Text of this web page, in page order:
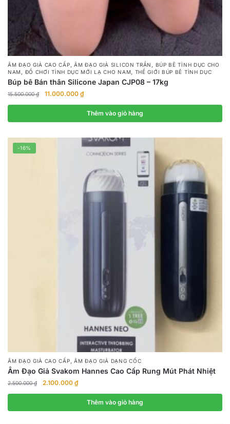
ÂM ĐẠO GIẢ CAO CẤP ,ÂM ĐẠO GIẢ SILICON TRẦN
BÚP BÊ TÌNH DỤC CHO
NAM
ĐỒ CHƠI TÌNH DỤC MỚI LẠ CHO NAM THẾ GIỚI BÚP BÊ TÌNH DỤC
Búp bê Bán thân Silicone Japan CJP08 – 17kg
15.500.000₫
Giá
15.500.000 ₫.
11.000.000 ₫Giá
tại
là:
Thêm vào giỏ hàng
-16%
ÂM ĐẠO GIẢ CAO CẤP ,ÂM ĐẠO GIẢ DẠNG CỐC
Âm Đạo Giả Svakom Hannes Cao Cấp Rung Mút Phát Nhiệt
2.500.000₫
Giá
2.500.000 ₫.
2.100.000 ₫Giá
là:
Thêm vào giỏ hàng